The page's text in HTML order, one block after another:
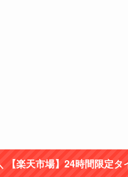
【楽天市場】24時間限定タ